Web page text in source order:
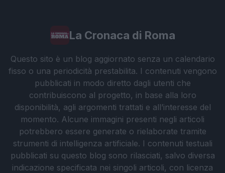
La Cronaca di Roma
Questo sito è un blog aggiornato senza un calendario
fisso o una periodicità prestabilita. I contenuti vengono
pubblicati in modo diretto dagli utenti che
contribuiscono al progetto, in base alla loro
disponibilità, agli argomenti trattati e all’interesse del
momento. Alcune immagini presenti negli articoli
potrebbero essere generate o rielaborate tramite
strumenti di intelligenza artificiale. I contenuti testuali
pubblicati su questo blog sono rilasciati, salvo diversa
indicazione specificata nei singoli articoli, con licenza